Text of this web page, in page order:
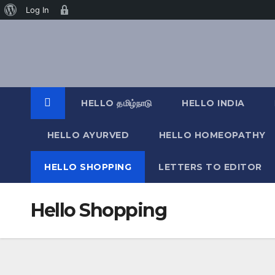
வேர்ட்பிரஸ்
Log In
HELLO தமிழ்நாடு HELLO INDIA
HELLO AYURVED HELLO HOMEOPATHY
HELLO SHOPPING LETTERS TO EDITOR
Hello Shopping